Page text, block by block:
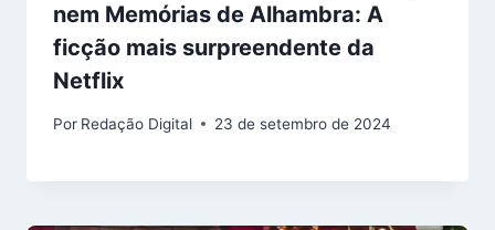
nem Memórias de Alhambra: A
ficção mais surpreendente da
Netflix
Por Redação Digital 23 de setembro de 2024